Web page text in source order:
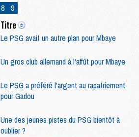
8 9
Titre
Le PSG avait un autre plan pour Mbaye
Un gros club allemand à l'affût pour Mbaye
Le PSG a préféré l'argent au rapatriement
pour Gadou
Une des jeunes pistes du PSG bientôt à
oublier ?